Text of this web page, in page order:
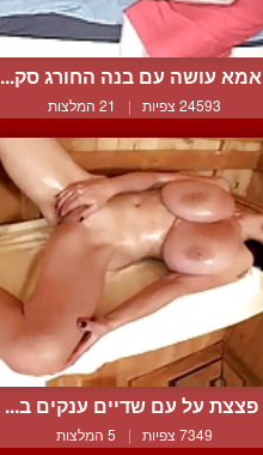
אמא עושה עם בנה החורג סק...
24593 צפיות | 21 המלצות
פצצת על עם שדיים ענקים ב...
7349 צפיות | 5 המלצות